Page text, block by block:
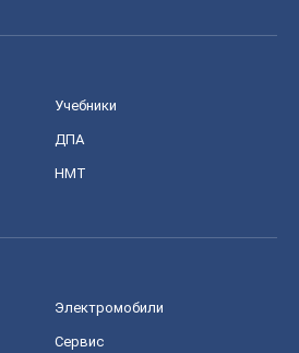
Учебники
ДПА
НМТ
Электромобили
Сервис